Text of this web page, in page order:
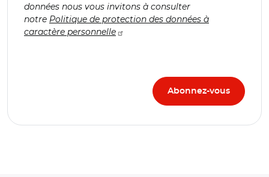
données nous vous invitons à consulter
notre Politique de protection des données à
caractère personnelle